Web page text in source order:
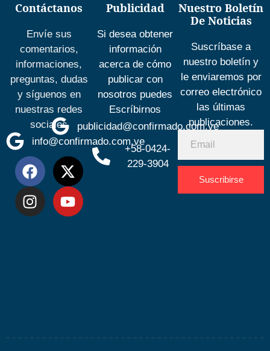
Contáctanos
Envíe sus
comentarios,
informaciones,
preguntas, dudas
y síguenos en
nuestras redes
sociales
info@confirmado.com.ve
Publicidad
Si desea obtener
información
acerca de cómo
publicar con
nosotros puedes
Escríbirnos
publicidad@confirmado.com.ve
+58-0424-
229-3904
Nuestro Boletín
De Noticias
Suscríbase a
nuestro boletín y
le enviaremos por
correo electrónico
las últimas
publicaciones.
Suscribirse